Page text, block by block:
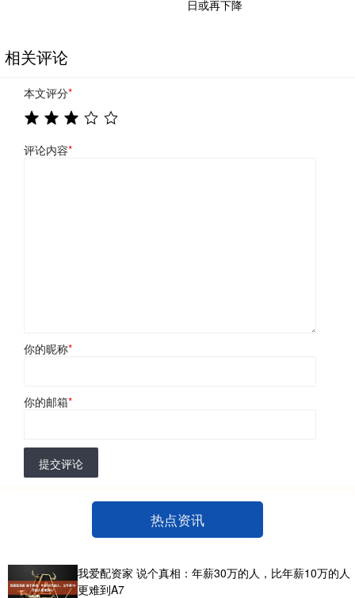
日或再下降
相关评论
本文评分*
评论内容*
你的昵称*
你的邮箱*
提交评论
热点资讯
我爱配资家 说个真相：年薪30万的人，比年薪10万的人
更难到A7